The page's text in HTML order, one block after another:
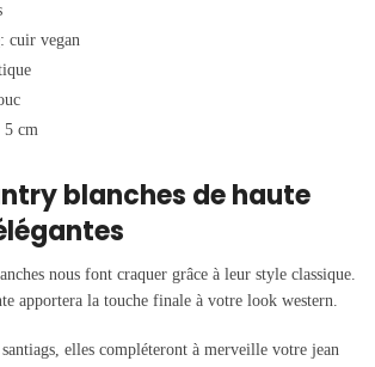
: cuir vegan
5 cm
blanches de haute
nous font craquer grâce à leur style classique.
apportera la touche finale à votre look western.
elles compléteront à merveille votre jean